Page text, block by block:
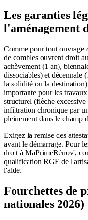
Les garanties
l'aménagement
Comme pour tout ouvrage
de combles ouvrent droit
achèvement (1 an),
dissociables) et décennale
la solidité ou la
importante pour les
structurel (flèche
infiltration chronique par
pleinement dans le champ
Exigez la remise des
avant le démarrage. Pour
droit à MaPrimeRénov',
qualification RGE de
l'aide.
Fourchettes de
nationales 2026)